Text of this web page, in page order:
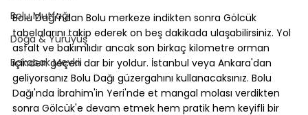
Bolu Mutfağı
Doğa & Yürüyüş
Bakacak Mevkii
Bolu Dağı'ndan Bolu merkeze indikten sonra Gölcük
tabelalarını takip ederek on beş dakikada ulaşabilirsiniz. Yol
asfalt ve bakımlıdır ancak son birkaç kilometre orman
içinden geçen dar bir yoldur. İstanbul veya Ankara'dan
geliyorsanız Bolu Dağı güzergahını kullanacaksınız. Bolu
Dağı'nda İbrahim'in Yeri'nde et mangal molası verdikten
sonra Gölcük'e devam etmek hem pratik hem keyifli bir